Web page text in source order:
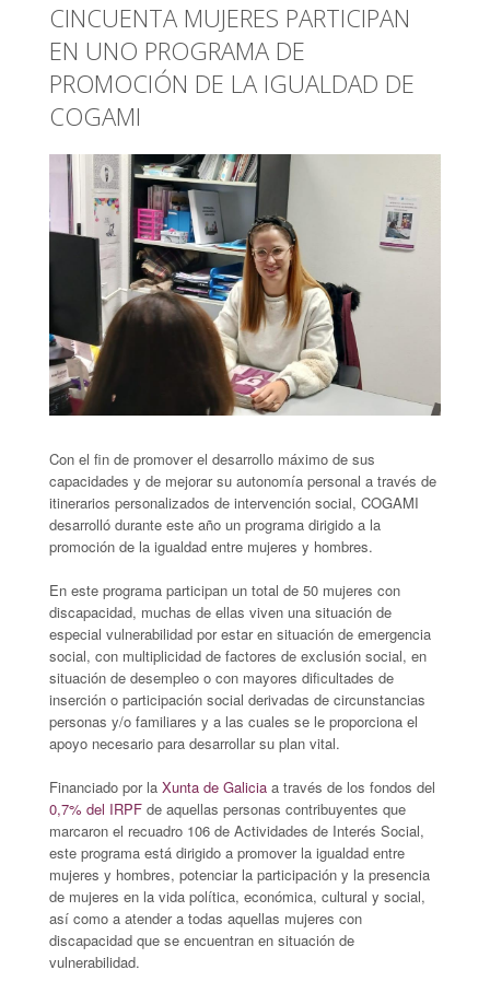
CINCUENTA MUJERES PARTICIPAN
EN UNO PROGRAMA DE
PROMOCIÓN DE LA IGUALDAD DE
COGAMI
Con el fin de promover el desarrollo máximo de sus
capacidades y de mejorar su autonomía personal a través de
itinerarios personalizados de intervención social, COGAMI
desarrolló durante este año un programa dirigido a la
promoción de la igualdad entre mujeres y hombres.
En este programa participan un total de 50 mujeres con
discapacidad, muchas de ellas viven una situación de
especial vulnerabilidad por estar en situación de emergencia
social, con multiplicidad de factores de exclusión social, en
situación de desempleo o con mayores dificultades de
inserción o participación social derivadas de circunstancias
personas y/o familiares y a las cuales se le proporciona el
apoyo necesario para desarrollar su plan vital.
Financiado por la Xunta de Galicia a través de los fondos del
0,7% del IRPF de aquellas personas contribuyentes que
marcaron el recuadro 106 de Actividades de Interés Social,
este programa está dirigido a promover la igualdad entre
mujeres y hombres, potenciar la participación y la presencia
de mujeres en la vida política, económica, cultural y social,
así como a atender a todas aquellas mujeres con
discapacidad que se encuentran en situación de
vulnerabilidad.